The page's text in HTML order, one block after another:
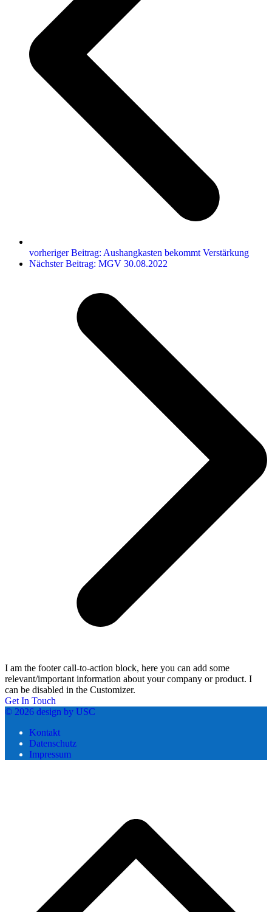
vorheriger Beitrag: Aushangkasten bekommt Verstärkung
Nächster Beitrag: MGV 30.08.2022
I am the footer call-to-action block, here you can add some
relevant/important information about your company or product. I
can be disabled in the Customizer.
Get In Touch
© 2026 design by USC
Kontakt
Datenschutz
Impressum